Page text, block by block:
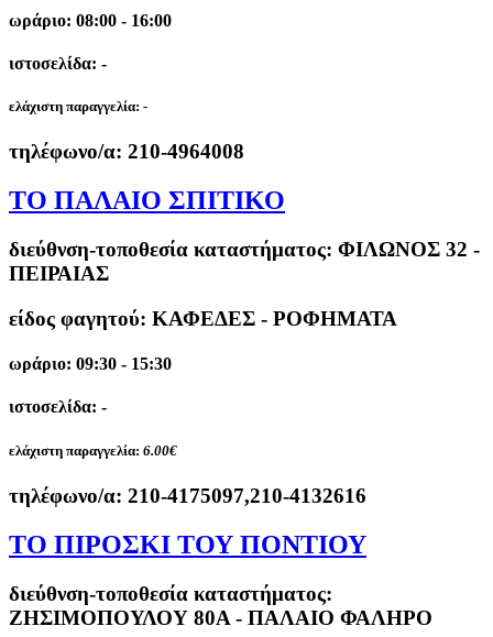
ωράριο: 08:00 - 16:00
ιστοσελίδα: -
ελάχιστη παραγγελία: -
τηλέφωνο/α: 210-4964008
ΤΟ ΠΑΛΑΙΟ ΣΠΙΤΙΚΟ
διεύθνση-τοποθεσία καταστήματος: ΦΙΛΩΝΟΣ 32 -
ΠΕΙΡΑΙΑΣ
είδος φαγητού: ΚΑΦΕΔΕΣ - ΡΟΦΗΜΑΤΑ
ωράριο: 09:30 - 15:30
ιστοσελίδα: -
ελάχιστη παραγγελία: 6.00€
τηλέφωνο/α: 210-4175097,210-4132616
ΤΟ ΠΙΡΟΣΚΙ ΤΟΥ ΠΟΝΤΙΟΥ
διεύθνση-τοποθεσία καταστήματος:
ΖΗΣΙΜΟΠΟΥΛΟΥ 80Α - ΠΑΛΑΙΟ ΦΑΛΗΡΟ